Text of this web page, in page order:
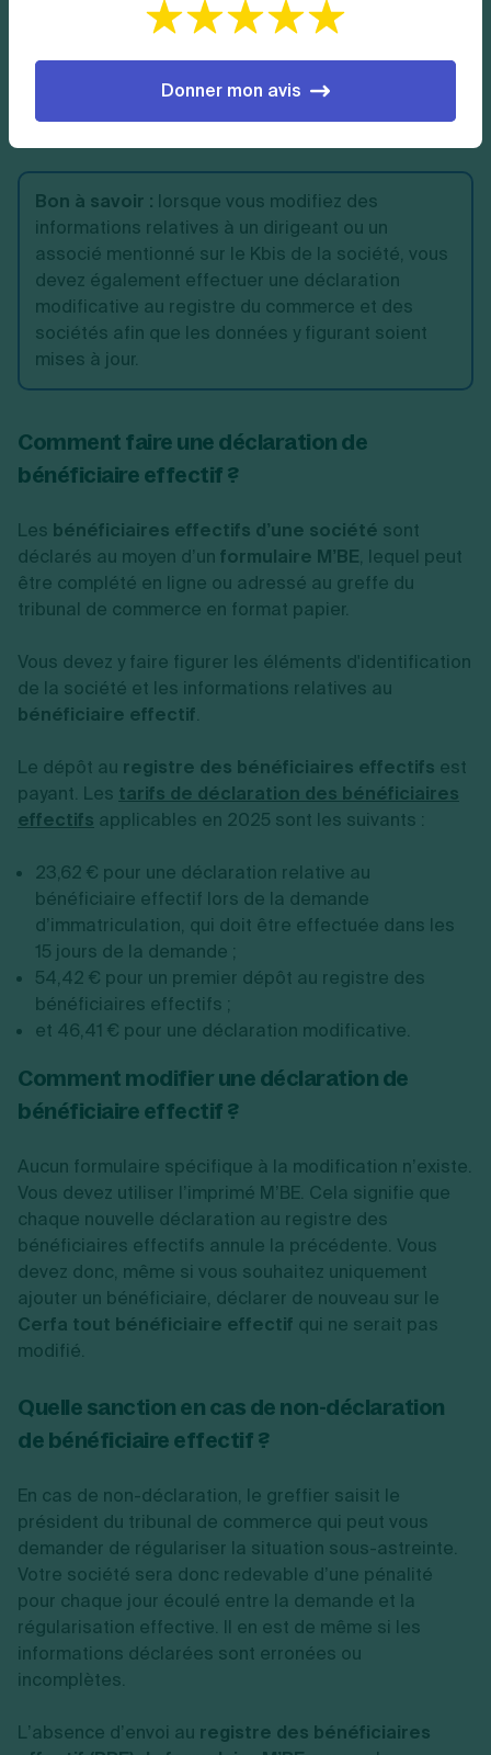
aucune déclaration modificative n’est à
dénomination sociale, de forme, ou transfère son
Bon à savoir : lorsque vous modifiez des
informations relatives à un dirigeant ou un
associé mentionné sur le Kbis de la société, vous
devez également effectuer une déclaration
modificative au registre du commerce et des
sociétés afin que les données y figurant soient
mises à jour.
Comment faire une déclaration de
bénéficiaire effectif ?
Les bénéficiaires effectifs d’une société sont
déclarés au moyen d’un formulaire M’BE, lequel peut
être complété en ligne ou adressé au greffe du
tribunal de commerce en format papier.
Vous devez y faire figurer les éléments d'identification
de la société et les informations relatives au
bénéficiaire effectif.
Le dépôt au registre des bénéficiaires effectifs est
payant. Les tarifs de déclaration des bénéficiaires
effectifs applicables en 2025 sont les suivants :
23,62 € pour une déclaration relative au
bénéficiaire effectif lors de la demande
d’immatriculation, qui doit être effectuée dans les
15 jours de la demande ;
54,42 € pour un premier dépôt au registre des
bénéficiaires effectifs ;
et 46,41 € pour une déclaration modificative.
Comment modifier une déclaration de
bénéficiaire effectif ?
Aucun formulaire spécifique à la modification n’existe.
Vous devez utiliser l’imprimé M’BE. Cela signifie que
chaque nouvelle déclaration au registre des
bénéficiaires effectifs annule la précédente. Vous
devez donc, même si vous souhaitez uniquement
ajouter un bénéficiaire, déclarer de nouveau sur le
Cerfa tout bénéficiaire effectif qui ne serait pas
modifié.
Quelle sanction en cas de non-déclaration
de bénéficiaire effectif ?
En cas de non-déclaration, le greffier saisit le
président du tribunal de commerce qui peut vous
demander de régulariser la situation sous-astreinte.
Votre société sera donc redevable d’une pénalité
pour chaque jour écoulé entre la demande et la
régularisation effective. Il en est de même si les
informations déclarées sont erronées ou
incomplètes.
L’absence d’envoi au registre des bénéficiaires
Donner mon avis